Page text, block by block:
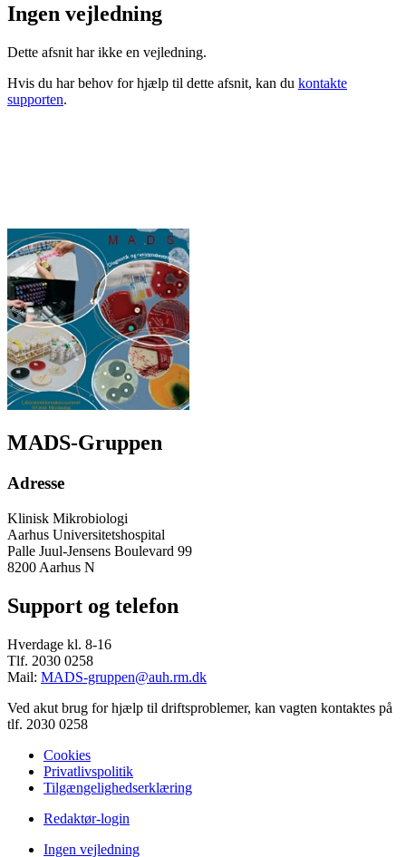
Ingen vejledning
Dette afsnit har ikke en vejledning.
Hvis du har behov for hjælp til dette afsnit, kan du kontakte
supporten.
MADS-Gruppen
Adresse
Klinisk Mikrobiologi
Aarhus Universitetshospital
Palle Juul-Jensens Boulevard 99
8200 Aarhus N
Support og telefon
Hverdage kl. 8-16
Tlf. 2030 0258
Mail: MADS-gruppen@auh.rm.dk
Ved akut brug for hjælp til driftsproblemer, kan vagten kontaktes på
tlf. 2030 0258
Cookies
Privatlivspolitik
Tilgængelighedserklæring
Redaktør-login
Ingen vejledning